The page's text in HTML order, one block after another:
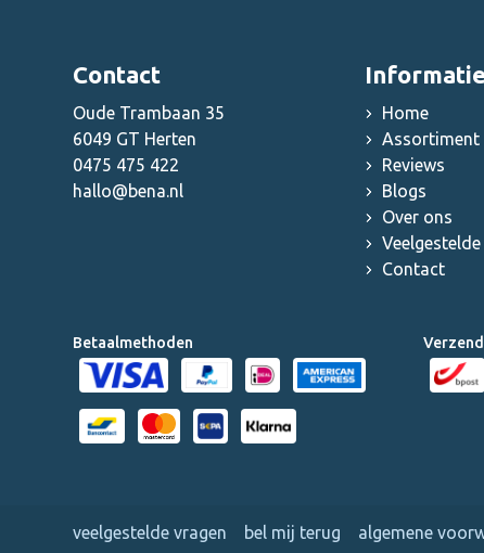
Contact
Oude Trambaan 35
6049 GT Herten
0475 475 422
hallo@bena.nl
Informatie
Home
Assortiment
Reviews
Blogs
Over ons
Contact
Betaalmethoden
veelgestelde vragen bel mij terug algemene